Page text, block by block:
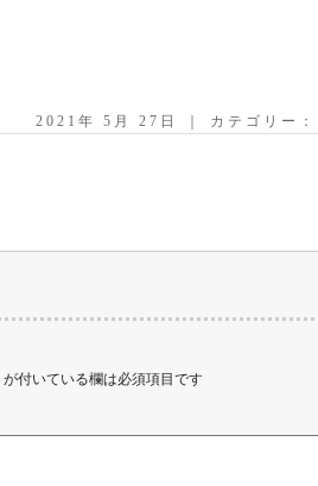
2021年 5月 27日 ｜ カテゴリー：
が付いている欄は必須項目です